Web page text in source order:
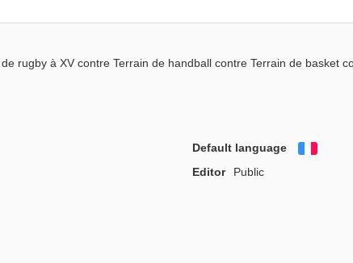
rugby à XV contre Terrain de handball contre Terrain de basket
Default language
Editor
Public